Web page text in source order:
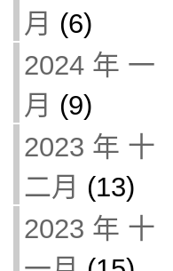
月 (6)
2024 年 一
月 (9)
2023 年 十
二月 (13)
2023 年 十